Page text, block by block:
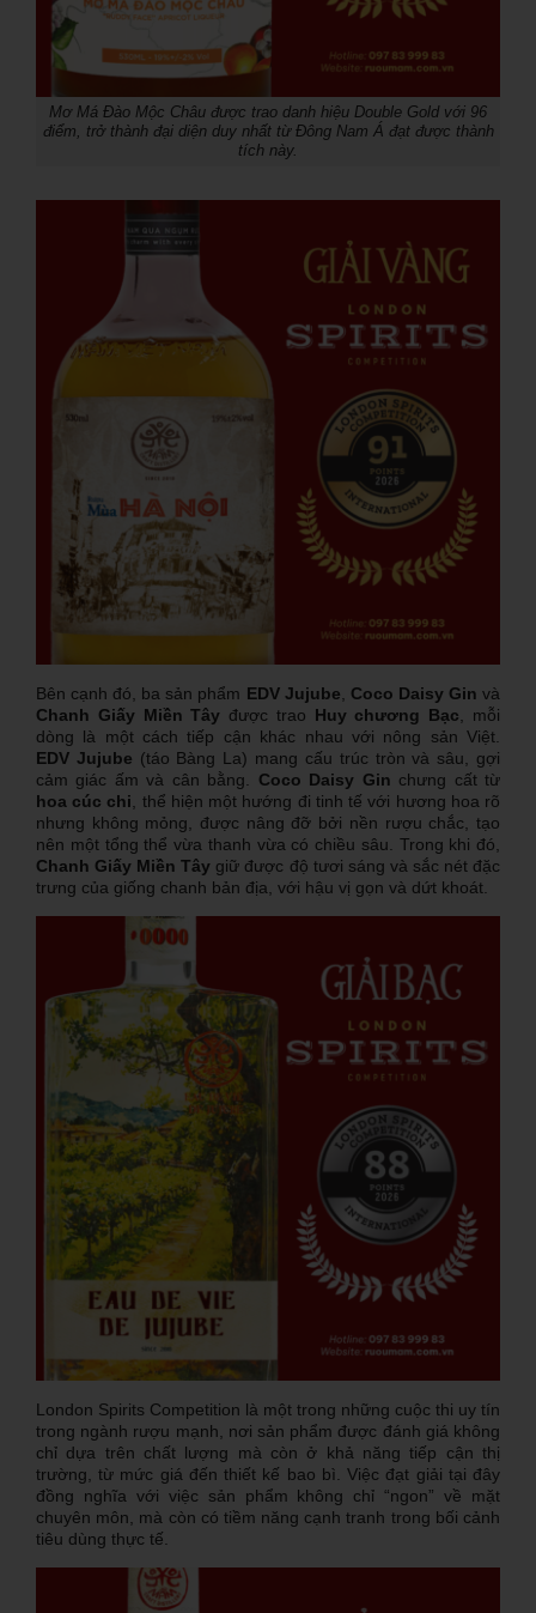
Mơ Má Đào Mộc Châu được trao danh hiệu Double Gold với 96
điểm, trở thành đại diện duy nhất từ Đông Nam Á đạt được thành
tích này.
Bên cạnh đó, ba sản phẩm EDV Jujube Coco Daisy Gin và
Chanh Giấy Miền Tây được trao Huy chương Bạc , mỗi
dòng là một cách tiếp cận khác nhau với nông sản Việt.
EDV Jujube (táo Bàng La) mang cấu trúc tròn và sâu, gợi
cảm giác ấm và cân bằng. Coco Daisy Gin chưng cất từ
hoa cúc chi , thể hiện một hướng đi tinh tế với hương hoa rõ
nhưng không mỏng, được nâng đỡ bởi nền rượu chắc, tạo
nên một tổng thể vừa thanh vừa có chiều sâu. Trong khi đó,
Chanh Giấy Miền Tây giữ được độ tươi sáng và sắc nét đặc
trưng của giống chanh bản địa, với hậu vị gọn và dứt khoát.
London Spirits Competition là một trong những cuộc thi uy tín
trong ngành rượu mạnh, nơi sản phẩm được đánh giá không
chỉ dựa trên chất lượng mà còn ở khả năng tiếp cận thị
trường, từ mức giá đến thiết kế bao bì. Việc đạt giải tại đây
đồng nghĩa với việc sản phẩm không chỉ “ngon” về mặt
chuyên môn, mà còn có tiềm năng cạnh tranh trong bối cảnh
tiêu dùng thực tế.